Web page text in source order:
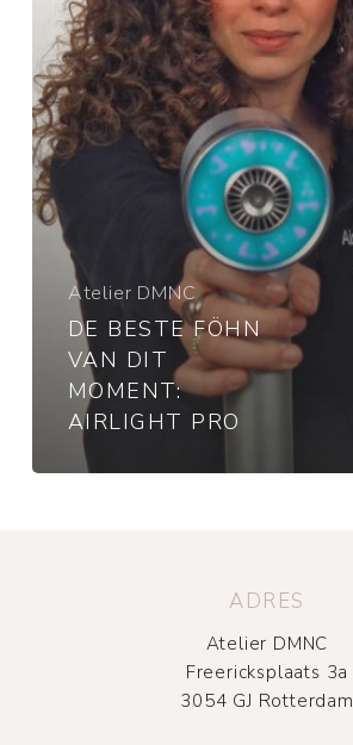
Airlight
Pro
Atelier DMNC
DE BESTE FÖHN
VAN DIT
MOMENT:
AIRLIGHT PRO
ADRES
Atelier DMNC
Freericksplaats 3a
3054 GJ Rotterdam